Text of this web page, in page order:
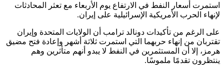
استمرت أسعار النفط في الارتفاع يوم الأربعاء مع تعثر المحادثات
لإنهاء الحرب الأمريكية الإسرائيلية على إيران.
على الرغم من تأكيدات دونالد ترامب أن الولايات المتحدة وإيران
تقتربان من إنهاء حربهما التي استمرت ثلاثة أشهر وإعادة فتح مضيق
هرمز، إلا أن المستثمرين في النفط لا يبدو أنهم متأثرين وهم
ينتظرون تقدمًا ملموسًا.